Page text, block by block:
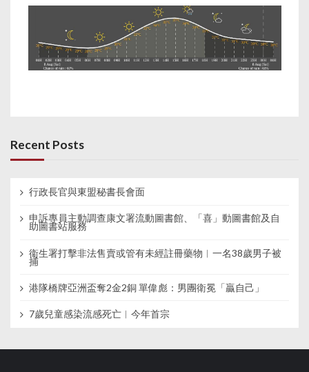
Recent Posts
行政長官與東盟秘書長會面
申訴專員主動調查康文署流動圖書館、「喜」動圖書館及自
助圖書站服務
衞生署打擊非法售賣或管有未經註冊藥物︱一名38歲男子被
捕
港隊橋牌亞洲盃奪2金2銅 單偉彪：男團衛冕「贏自己」
7歲兒童感染流感死亡︱今年首宗